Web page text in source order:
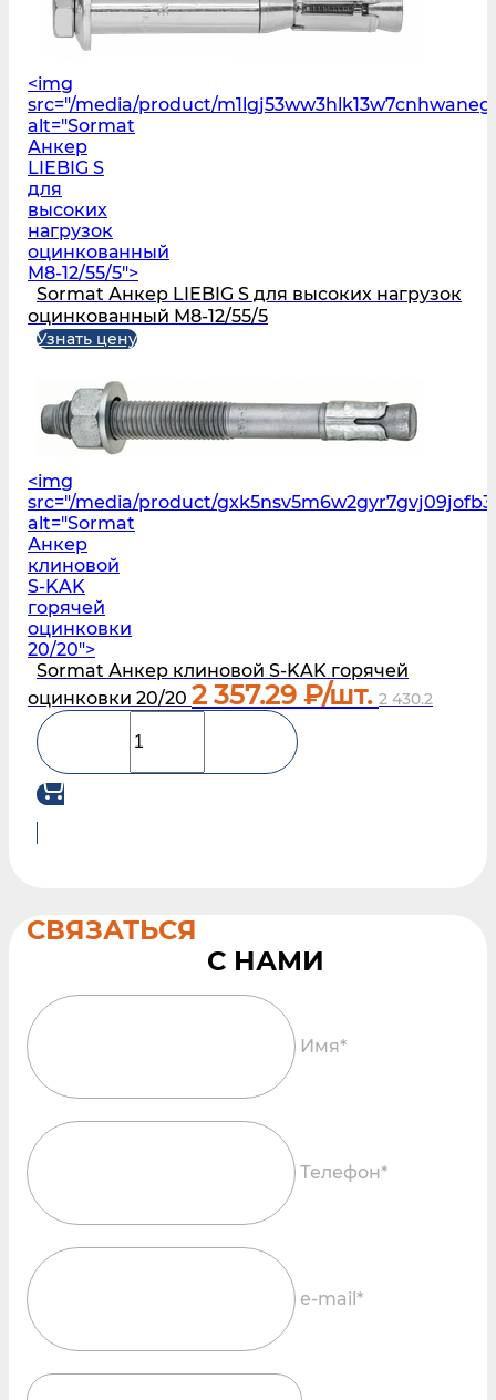
<img
src="/media/product/
alt="Sormat
Анкер
LIEBIG S
для
высоких
нагрузок
оцинкованный
M8-12/55/5">
Sormat Анкер LIEBIG S для высоких нагрузок
оцинкованный M8-12/55/5
Узнать цену
<img
src="/media/product/
alt="Sormat
Анкер
клиновой
S‑KAK
горячей
оцинковки
20/20">
Sormat Анкер клиновой S‑KAK горячей
оцинковки 20/20 2 357.29 ₽/шт. 2 430.2
СВЯЗАТЬСЯ
Имя*
Телефон*
e-mail*